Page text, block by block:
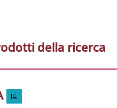
della ricerca